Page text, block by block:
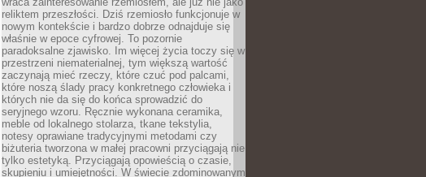
reliktem przeszłości. Dziś rzemiosło funkcjonuje w
nowym kontekście i bardzo dobrze odnajduje się
właśnie w epoce cyfrowej. To pozornie
paradoksalne zjawisko. Im więcej życia toczy się w
przestrzeni niematerialnej, tym większą wartość
zaczynają mieć rzeczy, które czuć pod palcami,
które noszą ślady pracy konkretnego człowieka i
których nie da się do końca sprowadzić do
seryjnego wzoru. Ręcznie wykonana ceramika,
meble od lokalnego stolarza, tkane tekstylia,
notesy oprawiane tradycyjnymi metodami czy
biżuteria tworzona w małej pracowni przyciągają nie
tylko estetyką. Przyciągają opowieścią o czasie,
skupieniu i umiejętności. W świecie zdominowanym